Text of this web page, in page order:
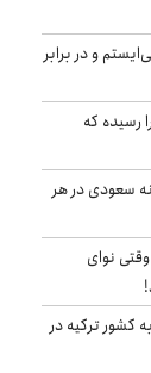
و در برابر
رسیده که
سعودی در هر
وقتی نوای
کشور ترکیه در